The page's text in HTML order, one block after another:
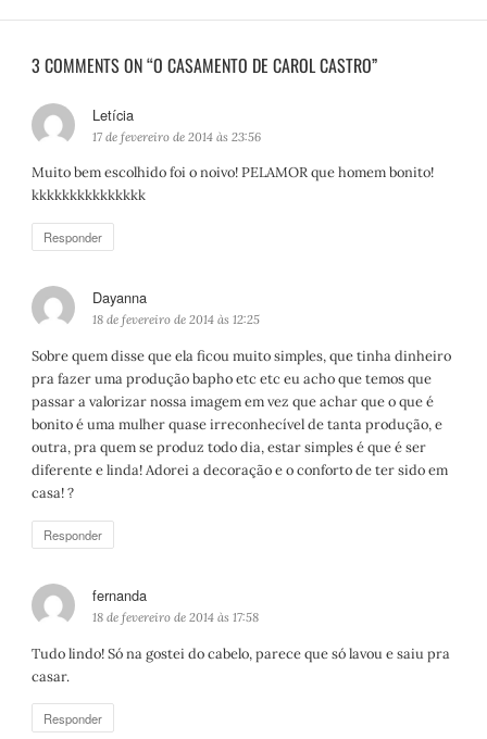
3 COMMENTS ON “O CASAMENTO DE CAROL CASTRO”
Letícia
i
s
e
17 de fevereiro de 2014 às 23:56
Muito bem escolhido foi o noivo! PELAMOR que homem bonito!
kkkkkkkkkkkkkkk
Responder
Dayanna
i
s
e
:
18 de fevereiro de 2014 às 12:25
Sobre quem disse que ela ficou muito simples, que tinha dinheiro
pra fazer uma produção bapho etc etc eu acho que temos que
passar a valorizar nossa imagem em vez que achar que o que é
bonito é uma mulher quase irreconhecível de tanta produção, e
outra, pra quem se produz todo dia, estar simples é que é ser
diferente e linda! Adorei a decoração e o conforto de ter sido em
casa! ?
Responder
fernanda
i
s
18 de fevereiro de 2014 às 17:58
Tudo lindo! Só na gostei do cabelo, parece que só lavou e saiu pra
casar.
Responder